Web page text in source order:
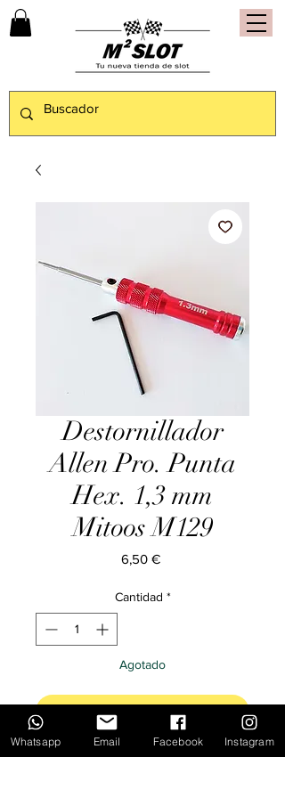
Destornillador
Allen Pro. Punta
Hex. 1,3 mm
Mitoos M129
6,50 €Precio
Cantidad *
Agotado
Notificar al estar disponible
Destornillador punta hexagonal 1.3
Whatsapp Email Facebook Instagram